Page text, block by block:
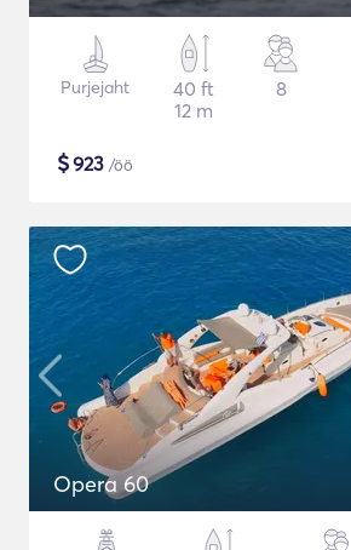
Purjejaht
40 ft
12 m
8
$923 /öö
Opera 60